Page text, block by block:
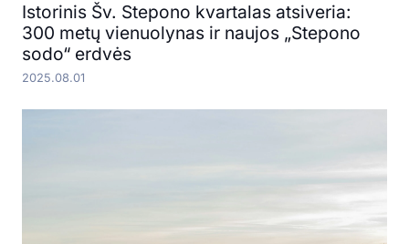
Istorinis Šv. Stepono kvartalas atsiveria:
300 metų vienuolynas ir naujos „Stepono
sodo“ erdvės
2025.08.01